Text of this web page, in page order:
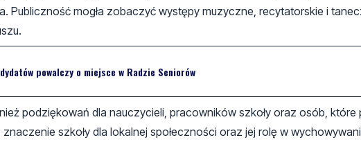
Publiczność mogła zobaczyć występy muzyczne, recytatorskie i
powalczy o miejsce w Radzie Seniorów
podziękowań dla nauczycieli, pracowników szkoły oraz osób, które
szkoły dla lokalnej społeczności oraz jej rolę w